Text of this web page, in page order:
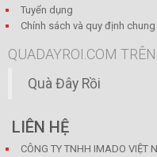
Tuyển dụng
Chính sách và quy định chung
QUADAYROI.COM TRÊN
Quà Đây Rồi
LIÊN HỆ
CÔNG TY TNHH IMADO VIỆT